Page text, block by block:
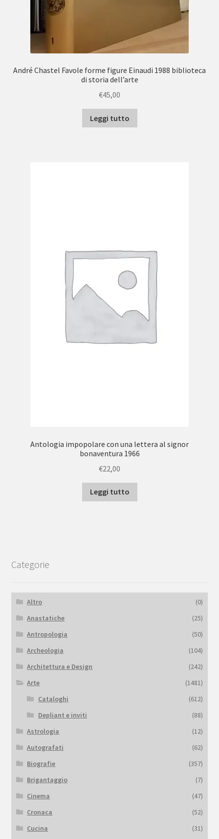
André Chastel Favole forme figure Einaudi 1988 biblioteca
di storia dell’arte
€45,00
Leggi tutto
Antologia impopolare con una lettera al signor
bonaventura 1966
€22,00
Leggi tutto
Categorie
Altro
(0)
Anastatiche
(25)
Antropologia
(50)
Archeologia
(104)
Architettura e Design
(242)
Arte
(1481)
Cataloghi
(612)
Depliant e inviti
(88)
Astrologia
(12)
Autografati
(62)
Biografie
(357)
Brigantaggio
(7)
Cinema
(47)
Cronaca
(52)
Cucina
(31)